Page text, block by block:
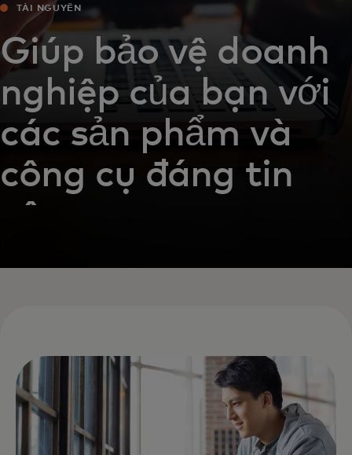
TÀI NGUYÊN
Giúp bảo vệ doanh
nghiệp của bạn với
các sản phẩm và
công cụ đáng tin
cậy